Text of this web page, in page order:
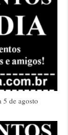
5 de agosto